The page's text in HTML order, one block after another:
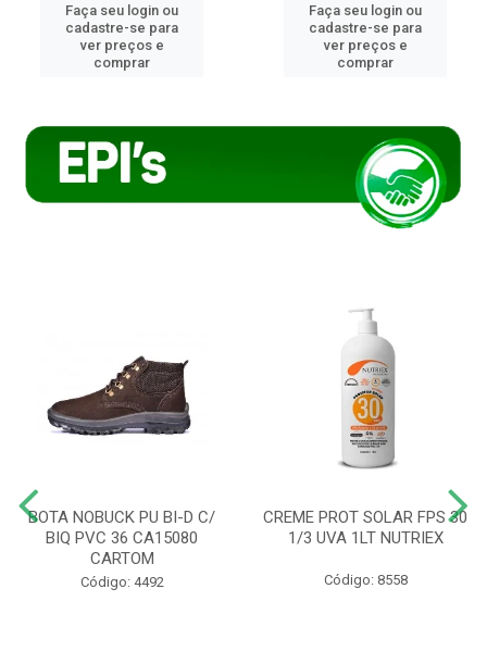
Faça seu login ou
cadastre-se para
ver preços e
comprar
Faça seu login ou
cadastre-se para
ver preços e
comprar
BOTA NOBUCK PU BI-D C/
BIQ PVC 36 CA15080
CARTOM
Código: 4492
CREME PROT SOLAR FPS 30
1/3 UVA 1LT NUTRIEX
Código: 8558